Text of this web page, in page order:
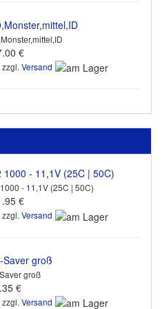
€
Versand
- 11,1V (25C | 50C)
€
zzgl.Versand
groß
€
Versand